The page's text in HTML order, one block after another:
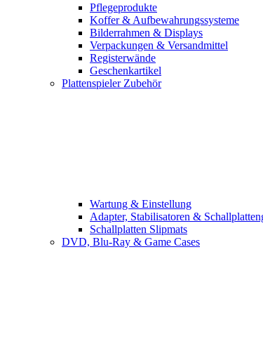
Pflegeprodukte
Koffer & Aufbewahrungssysteme
Bilderrahmen & Displays
Verpackungen & Versandmittel
Registerwände
Geschenkartikel
Plattenspieler Zubehör
Wartung & Einstellung
Adapter, Stabilisatoren &
Schallplatten Slipmats
DVD, Blu-Ray & Game Cases